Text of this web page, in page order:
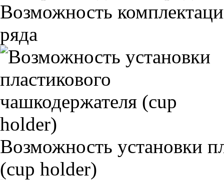
Возможность
ряда
Возможность установки
(cup holder)